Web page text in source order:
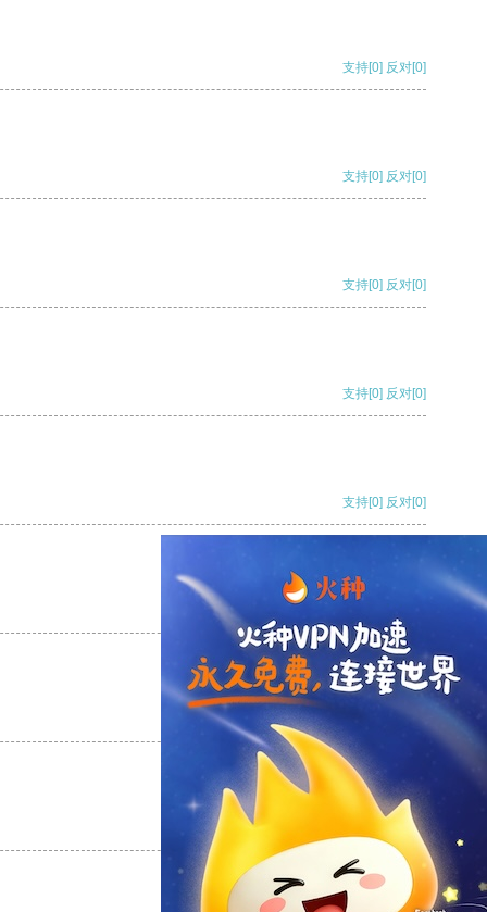
支持[0] 反对[0]
支持[0] 反对[0]
支持[0] 反对[0]
支持[0] 反对[0]
支持[0] 反对[0]
反对
反对[0]